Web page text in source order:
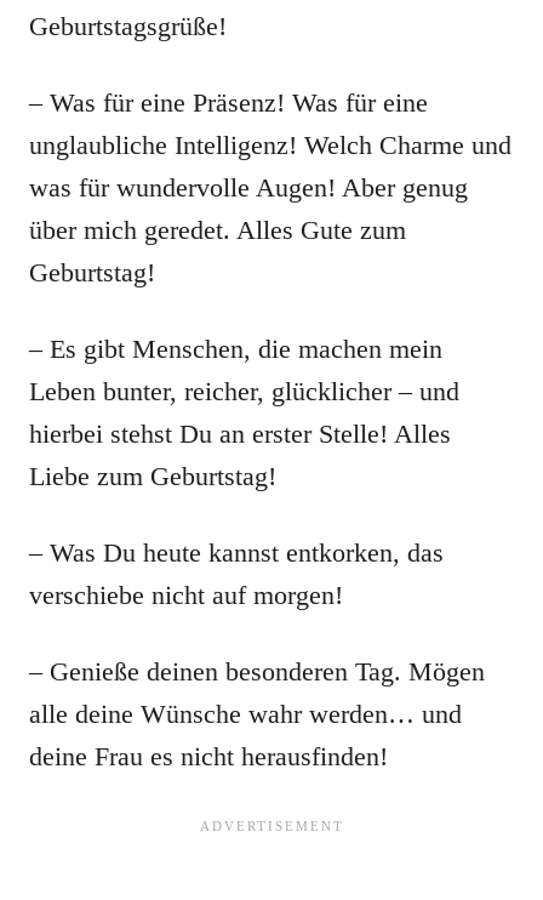
Geburtstagsgrüße!
– Was für eine Präsenz! Was für eine
unglaubliche Intelligenz! Welch Charme und
was für wundervolle Augen! Aber genug
über mich geredet. Alles Gute zum
Geburtstag!
– Es gibt Menschen, die machen mein
Leben bunter, reicher, glücklicher – und
hierbei stehst Du an erster Stelle! Alles
Liebe zum Geburtstag!
– Was Du heute kannst entkorken, das
verschiebe nicht auf morgen!
– Genieße deinen besonderen Tag. Mögen
alle deine Wünsche wahr werden… und
deine Frau es nicht herausfinden!